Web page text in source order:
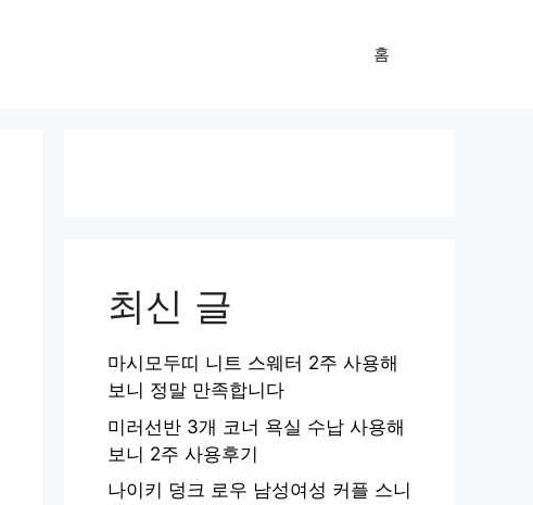
홈
최신 글
마시모두띠 니트 스웨터 2주 사용해
보니 정말 만족합니다
미러선반 3개 코너 욕실 수납 사용해
보니 2주 사용후기
나이키 덩크 로우 남성여성 커플 스니